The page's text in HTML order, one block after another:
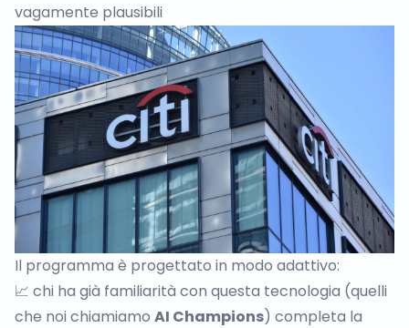
vagamente plausibili
Il programma è progettato in modo adattivo:
📈 chi ha già familiarità con questa tecnologia (quelli
che noi chiamiamo AI Champions) completa la